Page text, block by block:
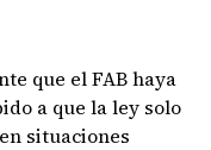
que el FAB haya
a que la ley solo
situaciones